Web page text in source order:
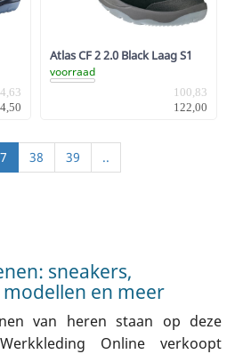
Atlas CF 2 2.0 Black Laag S1
voorraad
100,83
122,00
38 39
..
sneakers,
en meer
van heren staan op deze
Online verkoopt